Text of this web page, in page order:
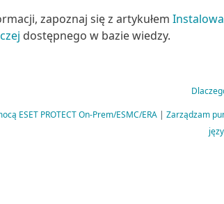
zapoznaj się z artykułem
dostępnego w bazie wiedzy.
ESET PROTECT On-Prem/ESMC/ERA | Zarządzam